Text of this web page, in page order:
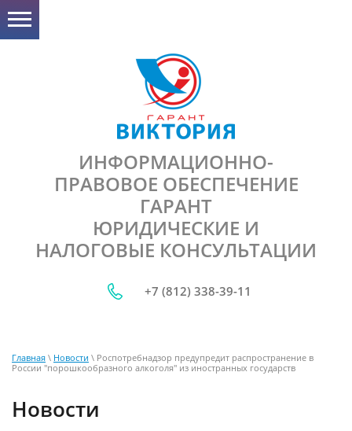
ИНФОРМАЦИОННО-
ПРАВОВОЕ ОБЕСПЕЧЕНИЕ
ГАРАНТ
ЮРИДИЧЕСКИЕ И
НАЛОГОВЫЕ КОНСУЛЬТАЦИИ
+7 (812) 338-39-11
Главная \ Новости \ Роспотребнадзор предупредит распространение в
России "порошкообразного алкоголя" из иностранных государств
Новости